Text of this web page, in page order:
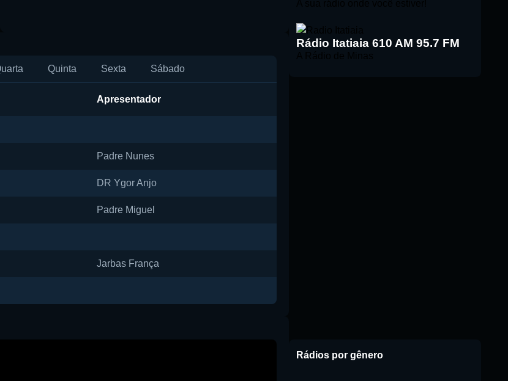
Quinta Sexta Sábado
Apresentador
Padre Nunes
DR Ygor Anjo
Padre Miguel
Jarbas França
Rádio Itatiaia 610 AM 95.7 FM
Rádios por gênero